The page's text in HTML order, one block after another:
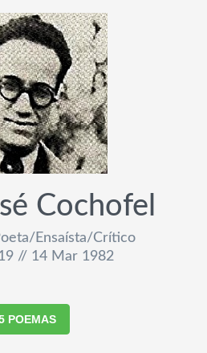
Cochofel
Ensaísta/Crítico
// 14 Mar 1982
POEMAS